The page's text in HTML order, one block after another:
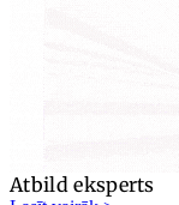
Atbild eksperts